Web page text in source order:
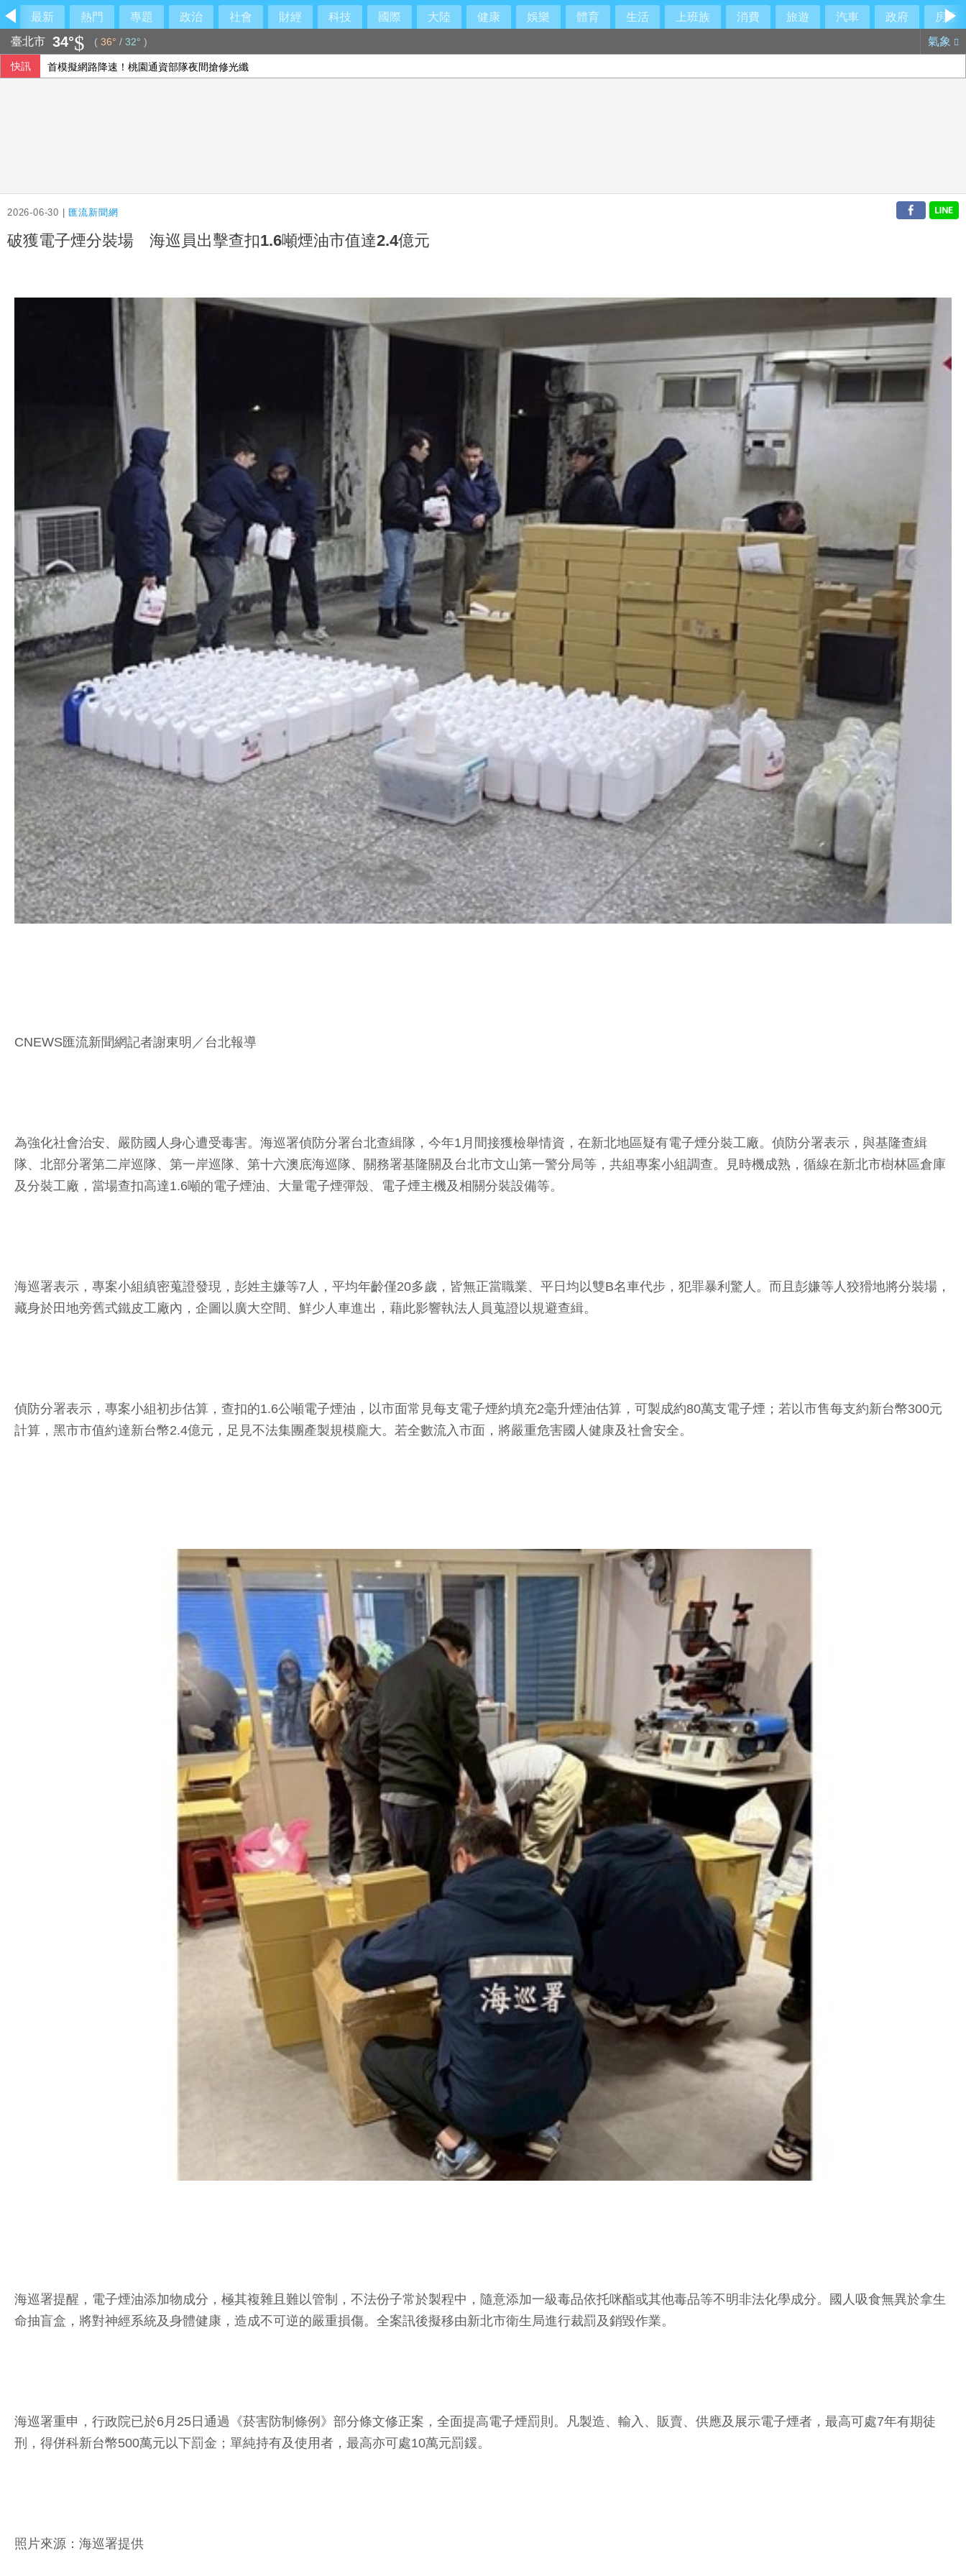
最新 熱門 專題 政治 社會 財經 科技 國際 大陸 健康 娛樂 體育 生活 上班族 消費 旅遊 汽車 政府
房產
臺北市 34° ( 36° / 32° ) 氣象
快訊 首模擬網路降速！桃園通資部隊夜間搶修光纖
2026-06-30 | 匯流新聞網
破獲電子煙分裝場 海巡員出擊查扣1.6噸煙油市值達2.4億元
CNEWS匯流新聞網記者謝東明／台北報導
為強化社會治安、嚴防國人身心遭受毒害。海巡署偵防分署台北查緝隊，今年1月間接獲檢舉情資，在新北地區疑有電子煙分裝工廠。偵防分署表示，與基隆查緝
隊、北部分署第二岸巡隊、第一岸巡隊、第十六澳底海巡隊、關務署基隆關及台北市文山第一警分局等，共組專案小組調查。見時機成熟，循線在新北市樹林區倉庫
及分裝工廠，當場查扣高達1.6噸的電子煙油、大量電子煙彈殼、電子煙主機及相關分裝設備等。
海巡署表示，專案小組縝密蒐證發現，彭姓主嫌等7人，平均年齡僅20多歲，皆無正當職業、平日均以雙B名車代步，犯罪暴利驚人。而且彭嫌等人狡猾地將分裝場，
藏身於田地旁舊式鐵皮工廠內，企圖以廣大空間、鮮少人車進出，藉此影響執法人員蒐證以規避查緝。
偵防分署表示，專案小組初步估算，查扣的1.6公噸電子煙油，以市面常見每支電子煙約填充2毫升煙油估算，可製成約80萬支電子煙；若以市售每支約新台幣300元
計算，黑市市值約達新台幣2.4億元，足見不法集團產製規模龐大。若全數流入市面，將嚴重危害國人健康及社會安全。
海巡署提醒，電子煙油添加物成分，極其複雜且難以管制，不法份子常於製程中，隨意添加一級毒品依托咪酯或其他毒品等不明非法化學成分。國人吸食無異於拿生
命抽盲盒，將對神經系統及身體健康，造成不可逆的嚴重損傷。全案訊後擬移由新北市衛生局進行裁罰及銷毀作業。
海巡署重申，行政院已於6月25日通過《菸害防制條例》部分條文修正案，全面提高電子煙罰則。凡製造、輸入、販賣、供應及展示電子煙者，最高可處7年有期徒
刑，得併科新台幣500萬元以下罰金；單純持有及使用者，最高亦可處10萬元罰鍰。
照片來源：海巡署提供